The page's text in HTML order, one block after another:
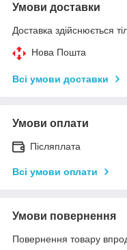
Умови доставки
Доставка здійснюється
Нова Пошта
Всі умови доставки
Умови оплати
Післяплата
Всі умови оплати
Умови повернення
Повернення товару